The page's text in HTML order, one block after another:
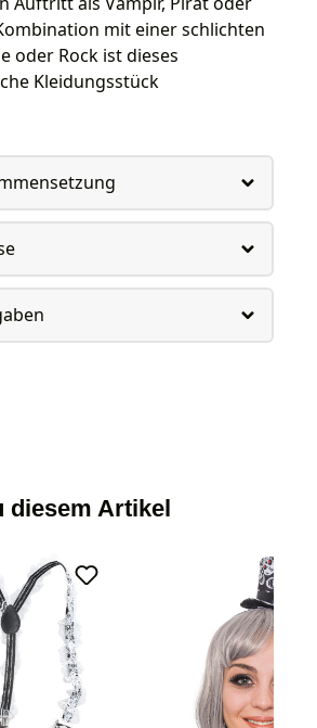
mit einer schlichten
oder Rock ist dieses
Kleidungsstück
diesem Artikel